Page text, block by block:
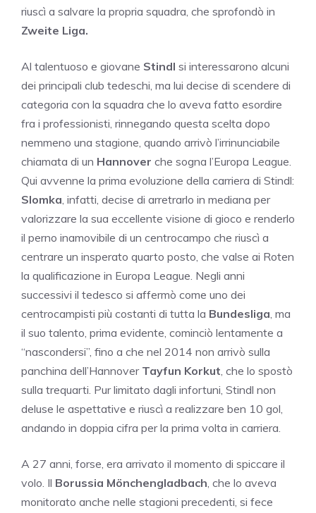
riuscì a salvare la propria squadra, che sprofondò in
Zweite Liga.
Al talentuoso e giovane Stindl si interessarono alcuni
dei principali club tedeschi, ma lui decise di scendere di
categoria con la squadra che lo aveva fatto esordire
fra i professionisti, rinnegando questa scelta dopo
nemmeno una stagione, quando arrivò l’irrinunciabile
chiamata di un Hannover che sogna l’Europa League.
Qui avvenne la prima evoluzione della carriera di Stindl:
Slomka, infatti, decise di arretrarlo in mediana per
valorizzare la sua eccellente visione di gioco e renderlo
il perno inamovibile di un centrocampo che riuscì a
centrare un insperato quarto posto, che valse ai Roten
la qualificazione in Europa League. Negli anni
successivi il tedesco si affermò come uno dei
centrocampisti più costanti di tutta la Bundesliga, ma
il suo talento, prima evidente, cominciò lentamente a
“nascondersi”, fino a che nel 2014 non arrivò sulla
panchina dell’Hannover Tayfun Korkut, che lo spostò
sulla trequarti. Pur limitato dagli infortuni, Stindl non
deluse le aspettative e riuscì a realizzare ben 10 gol,
andando in doppia cifra per la prima volta in carriera.
A 27 anni, forse, era arrivato il momento di spiccare il
volo. Il Borussia Mönchengladbach, che lo aveva
monitorato anche nelle stagioni precedenti, si fece